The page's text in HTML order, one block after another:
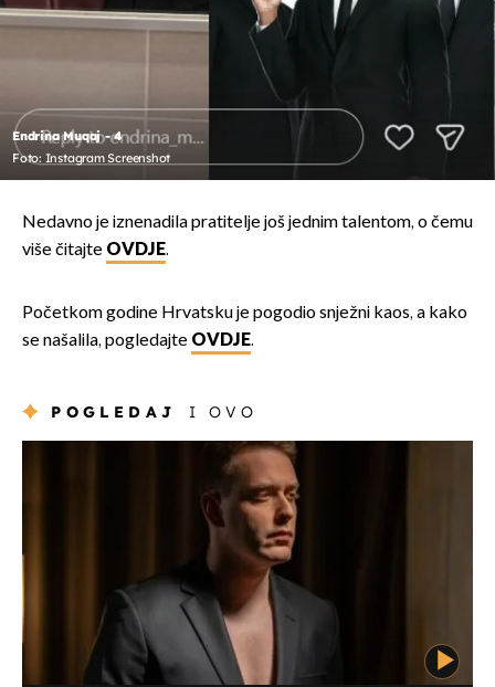
Endrina Muqaj - 4
Foto: Instagram Screenshot
Nedavno je iznenadila pratitelje još jednim talentom, o čemu
više čitajte OVDJE.
Početkom godine Hrvatsku je pogodio snježni kaos, a kako
se našalila, pogledajte OVDJE.
POGLEDAJ I OVO